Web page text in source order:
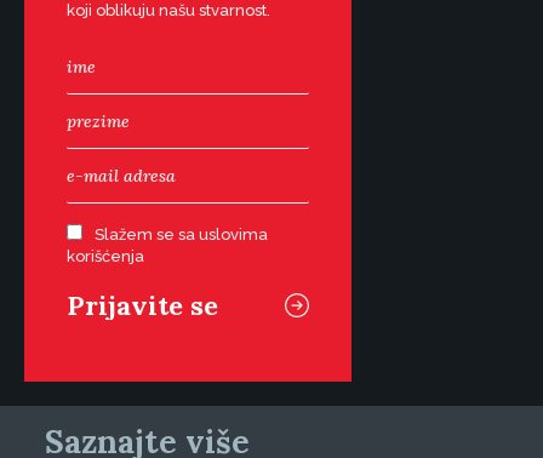
koji oblikuju našu stvarnost.
Slažem se sa uslovima
korišćenja
Saznajte više